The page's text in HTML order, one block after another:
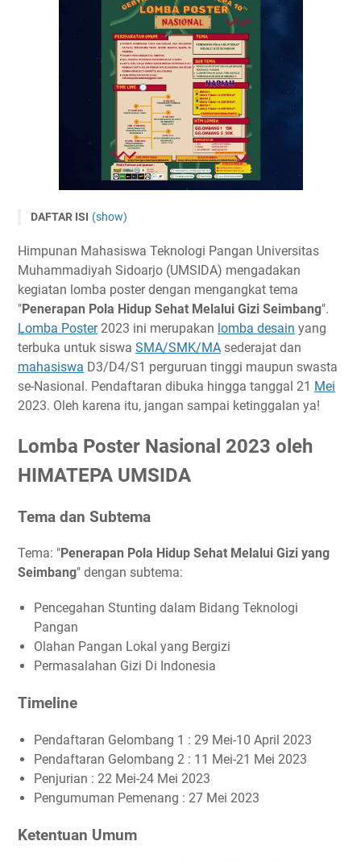
DAFTAR ISI (show)
Tema dan Subtema
Timeline
Ketentuan Umum
Ketentuan Lomba
Biaya Pendaftaran
Hadiah
Link Penting
Himpunan Mahasiswa Teknologi Pangan Universitas
Muhammadiyah Sidoarjo (UMSIDA) mengadakan
kegiatan lomba poster dengan mengangkat tema
"Penerapan Pola Hidup Sehat Melalui Gizi Seimbang".
Lomba Poster2023 ini merupakan lomba desain yang
terbuka untuk siswa SMA/SMK/MA sederajat dan
mahasiswa D3/D4/S1 perguruan tinggi maupun swasta
se-Nasional. Pendaftaran dibuka hingga tanggal 21 Mei
2023. Oleh karena itu, jangan sampai ketinggalan ya!
Lomba Poster Nasional 2023 oleh
HIMATEPA UMSIDA
Tema dan Subtema
Tema: "Penerapan Pola Hidup Sehat Melalui Gizi yang
Seimbang" dengan subtema:
Pencegahan Stunting dalam Bidang Teknologi
Pangan
Olahan Pangan Lokal yang Bergizi
Permasalahan Gizi Di Indonesia
Timeline
Pendaftaran Gelombang 1 : 29 Mei-10 April 2023
Pendaftaran Gelombang 2 : 11 Mei-21 Mei 2023
Penjurian : 22 Mei-24 Mei 2023
Pengumuman Pemenang : 27 Mei 2023
Ketentuan Umum